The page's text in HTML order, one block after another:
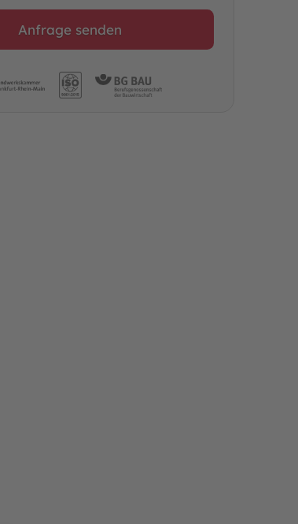
Anfrage senden